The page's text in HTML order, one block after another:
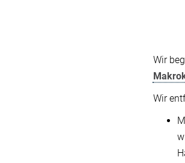
Wir
Wir